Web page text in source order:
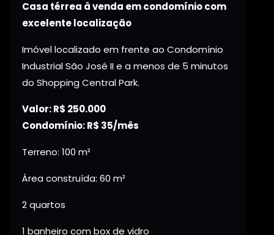
Casa térrea à venda em condomínio com
excelente localização
Imóvel localizado em frente ao Condomínio
Industrial São José II e a menos de 5 minutos
do Shopping Central Park.
Valor: R$ 250.000
Condomínio: R$ 35/mês
Terreno: 100 m²
Área construída: 60 m²
2 quartos
1 banheiro com box de vidro